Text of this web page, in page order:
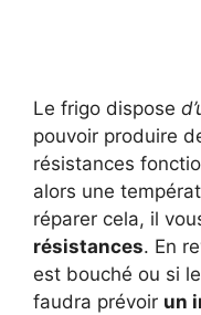
Le frigo dispose
pouvoir produire
résistances
alors une
réparer cela, il
résistances. En
est bouché ou si
faudra prévoir un